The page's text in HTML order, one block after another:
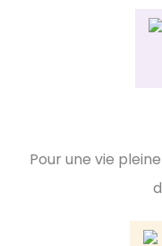
Pour une vie